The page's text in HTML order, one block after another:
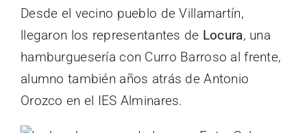
Desde el vecino pueblo de Villamartín,
llegaron los representantes de Locura, una
hamburguesería con Curro Barroso al frente,
alumno también años atrás de Antonio
Orozco en el IES Alminares.